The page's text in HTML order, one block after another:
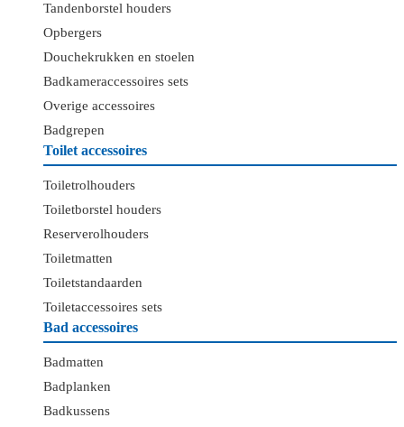
Tandenborstel houders
Opbergers
Douchekrukken en stoelen
Badkameraccessoires sets
Overige accessoires
Badgrepen
Toilet accessoires
Toiletrolhouders
Toiletborstel houders
Reserverolhouders
Toiletmatten
Toiletstandaarden
Toiletaccessoires sets
Bad accessoires
Badmatten
Badplanken
Badkussens